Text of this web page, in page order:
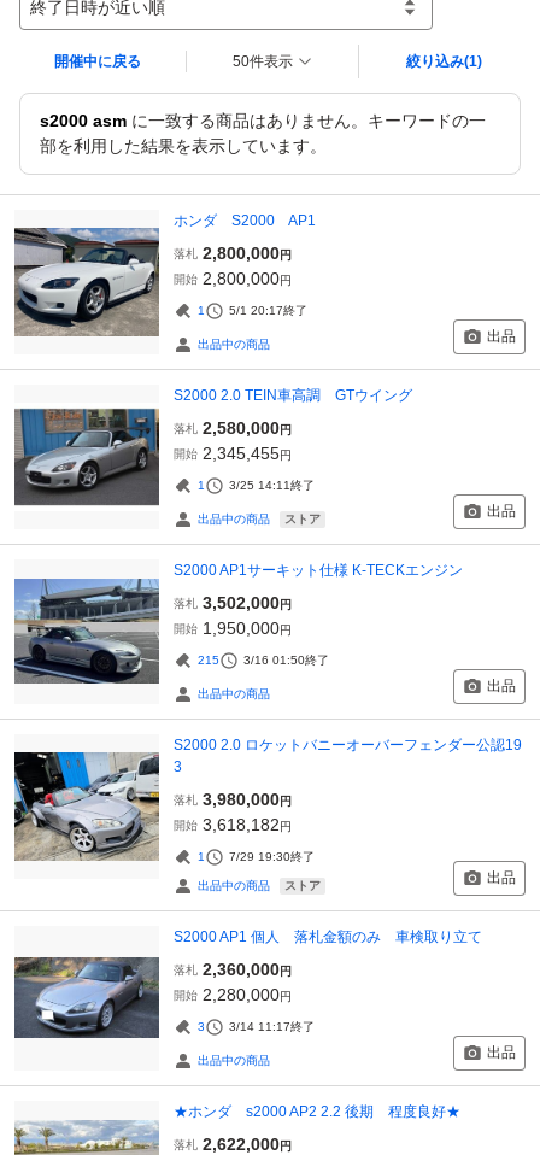
終了日時が近い順
開催中に戻る 50件表示 絞り込み(1)
s2000 asm に一致する商品はありません。キーワードの一
部を利用した結果を表示しています。
ホンダ S2000 AP1
落札 2,800,000円
開始 2,800,000円
1 5/1 20:17終了
出品中の商品 出品
S2000 2.0 TEIN車高調 GTウイング
落札 2,580,000円
開始 2,345,455円
1 3/25 14:11終了
出品中の商品 ストア 出品
S2000 AP1サーキット仕様 K-TECKエンジン
落札 3,502,000円
開始 1,950,000円
215 3/16 01:50終了
出品中の商品 出品
S2000 2.0 ロケットバニーオーバーフェンダー公認19
3
落札 3,980,000円
開始 3,618,182円
1 7/29 19:30終了
出品中の商品 ストア 出品
S2000 AP1 個人 落札金額のみ 車検取り立て
落札 2,360,000円
開始 2,280,000円
3 3/14 11:17終了
出品中の商品 出品
★ホンダ s2000 AP2 2.2 後期 程度良好★
落札 2,622,000円